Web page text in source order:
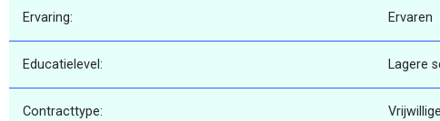
Ervaring: Ervaren
Educatielevel: Lagere
Contracttype: